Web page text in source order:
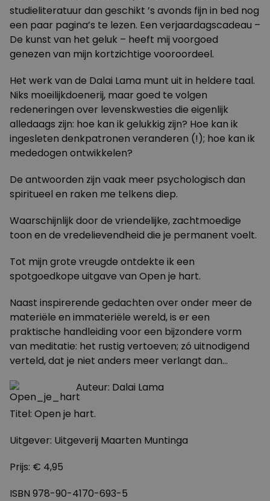
studieliteratuur dan geschikt ’s avonds fijn in bed nog
een paar pagina’s te lezen. Een verjaardagscadeau –
De kunst van het geluk – heeft mij voorgoed
genezen van mijn kortzichtige vooroordeel.
Het werk van de Dalai Lama munt uit in heldere taal.
Niks moeilijkdoenerij, maar goed te volgen
redeneringen over levenskwesties die eigenlijk
alledaags zijn: hoe kan ik gelukkig zijn? Hoe kan ik
ingesleten denkpatronen veranderen (!); hoe kan ik
mededogen ontwikkelen?
De antwoorden zijn vaak meer psychologisch dan
spiritueel en raken me telkens diep.
Waarschijnlijk door de vriendelijke, zachtmoedige
toon en de vredelievendheid die je permanent voelt.
Tot mijn grote vreugde ontdekte ik een
spotgoedkope uitgave van Open je hart.
Naast inspirerende gedachten over onder meer de
materiële en immateriële wereld, is er een
praktische handleiding voor een bijzondere vorm
van meditatie: het rustig vertoeven; zó uitnodigend
verteld, dat je niet anders meer verlangt dan…
Auteur: Dalai Lama
Titel: Open je hart.
Uitgever: Uitgeverij Maarten Muntinga
Prijs: € 4,95
ISBN 978-90-4170-693-5